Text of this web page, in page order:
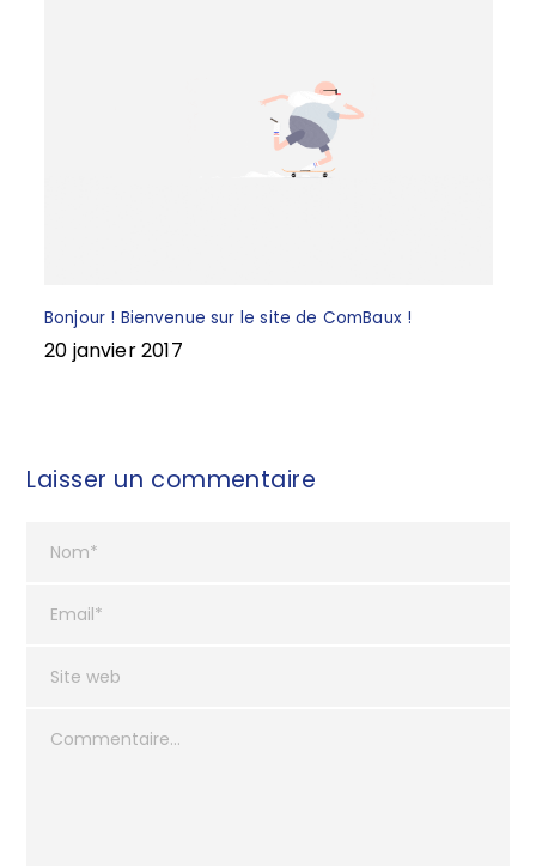
Bonjour ! Bienvenue sur le site de ComBaux !
20 janvier 2017
Laisser un commentaire